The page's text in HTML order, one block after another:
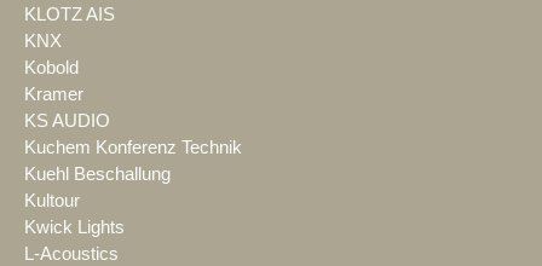
KLOTZ AIS
KNX
Kobold
Kramer
KS AUDIO
Kuchem Konferenz Technik
Kuehl Beschallung
Kultour
Kwick Lights
L-Acoustics